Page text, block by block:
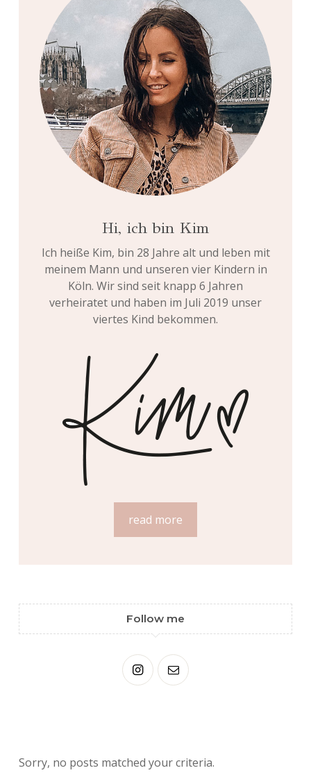
Hi, ich bin Kim
Ich heiße Kim, bin 28 Jahre alt und leben mit
meinem Mann und unseren vier Kindern in
Köln. Wir sind seit knapp 6 Jahren
verheiratet und haben im Juli 2019 unser
viertes Kind bekommen.
read more
Follow me
Sorry, no posts matched your criteria.